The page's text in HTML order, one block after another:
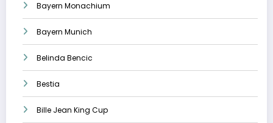
Bayern Monachium
Bayern Munich
Belinda Bencic
Bestia
Bille Jean King Cup